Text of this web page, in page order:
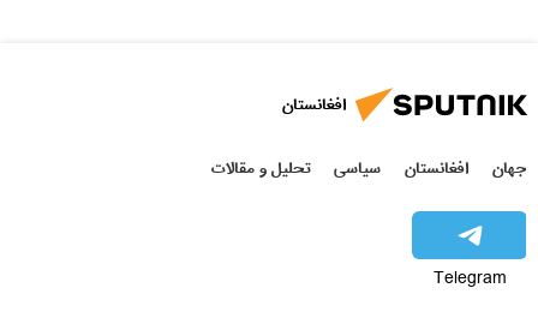
افغانستان
جهان افغانستان سیاسی تحلیل و مقالات
Telegram